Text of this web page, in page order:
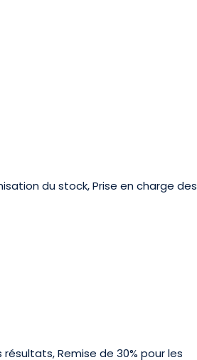
du stock, Prise en charge des
Remise de 30% pour les